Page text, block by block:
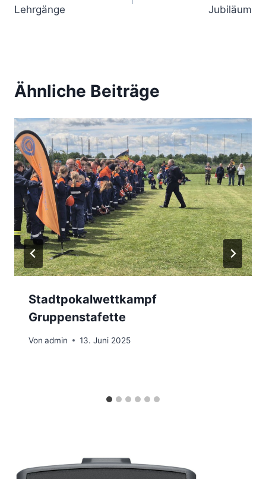
Lehrgänge
Jubiläum
Ähnliche Beiträge
Stadtpokalwettkampf
Gruppenstafette
Von admin 13. Juni 2025